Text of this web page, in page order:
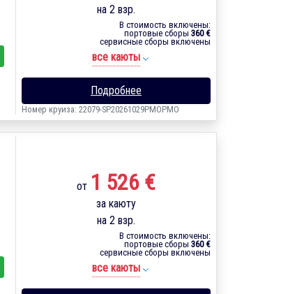
на 2 взр.
В стоимость включены:
портовые сборы 360 €
сервисные сборы включены
все каюты
Подробнее
Номер круиза: 22079-SP20261029PMOPMO
от 1 526 €
за каюту
на 2 взр.
В стоимость включены:
портовые сборы 360 €
сервисные сборы включены
все каюты